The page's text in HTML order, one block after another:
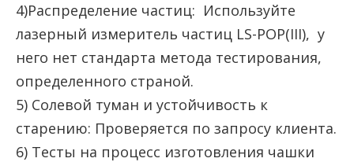
4)Распределение частиц: Используйте
лазерный измеритель частиц LS-POP(III), у
него нет стандарта метода тестирования,
определенного страной.
5) Солевой туман и устойчивость к
старению: Проверяется по запросу клиента.
6) Тесты на процесс изготовления чашки